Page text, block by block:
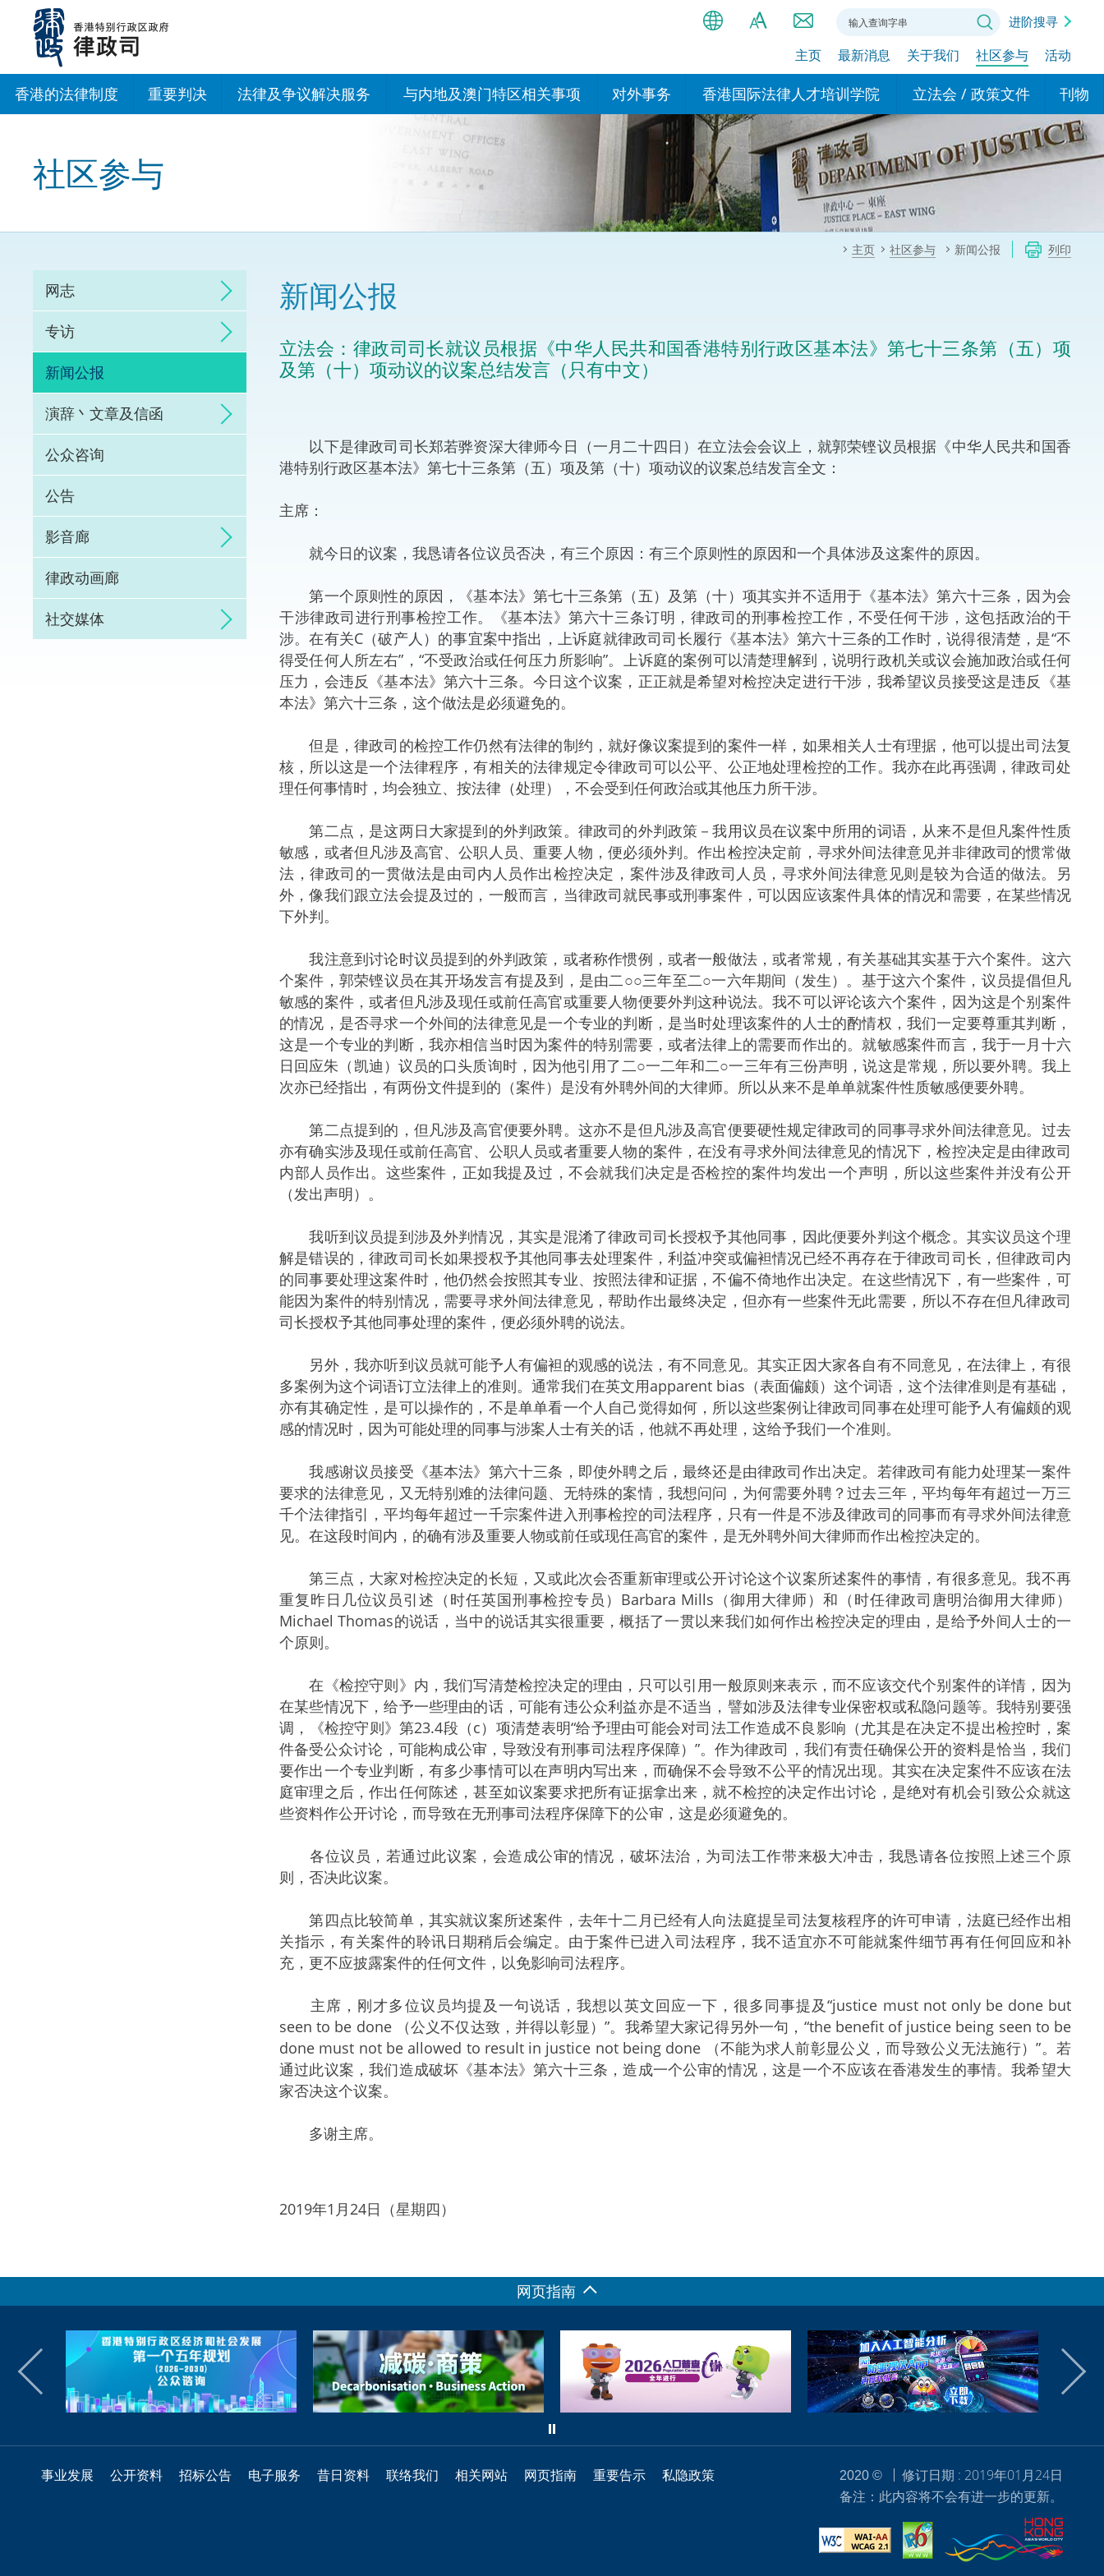
内
简
EN
Bahasa Indonesia (印尼语)
हिन्दी (印度语)
नेपाली (尼泊尔语)
اردو (乌尔都语)
A
A
进阶搜寻
主页 最新消息 关于我们 社区参与 活动
香港的法律制度 重要判决 法律及争议解决服务
诉讼
网上争议解决及法律科技
体育争议解决先导计划
能力建设
法律枢纽
促成交易和争议解决服务中心
与内地及澳门特区相关事项
与内地有关的安排
香港与内地相互认可和执行民
商事案件判决的安排
关于建立更紧密经贸关系的安
与澳门特区的安排
“一带一路”建设
对外事务
国际政府机构在香港设立办事
处或运作
多边协定
其他协定
香港国际法律人才培训学院
我们的学院
我们的专家委员会
我们的办公室
我们的培训课程和能力建设项
立法会 / 政策文件
现行政策措施
政策文件
特别财务委员会
刊物
基本
民事
国际
维护
社区参与
主页 社区参与 新闻公报 列印
网志
专访
新闻公报
演辞丶文章及信函
公众咨询
公告
影音廊
律政动画廊
社交媒体
新闻公报
立法会：律政司司长就议员根据《中华人民共和国香港特别行政区基本法》第七十三条第（五）项
及第（十）项动议的议案总结发言（只有中文）
以下是律政司司长郑若骅资深大律师今日（一月二十四日）在立法会会议上，就郭荣铿议员根据《中华人民共和国香
港特别行政区基本法》第七十三条第（五）项及第（十）项动议的议案总结发言全文：
主席：
就今日的议案，我恳请各位议员否决，有三个原因：有三个原则性的原因和一个具体涉及这案件的原因。
第一个原则性的原因，《基本法》第七十三条第（五）及第（十）项其实并不适用于《基本法》第六十三条，因为会
干涉律政司进行刑事检控工作。《基本法》第六十三条订明，律政司的刑事检控工作，不受任何干涉，这包括政治的干
涉。在有关C（破产人）的事宜案中指出，上诉庭就律政司司长履行《基本法》第六十三条的工作时，说得很清楚，是“不
得受任何人所左右”，“不受政治或任何压力所影响”。上诉庭的案例可以清楚理解到，说明行政机关或议会施加政治或任何
压力，会违反《基本法》第六十三条。今日这个议案，正正就是希望对检控决定进行干涉，我希望议员接受这是违反《基
本法》第六十三条，这个做法是必须避免的。
但是，律政司的检控工作仍然有法律的制约，就好像议案提到的案件一样，如果相关人士有理据，他可以提出司法复
核，所以这是一个法律程序，有相关的法律规定令律政司可以公平、公正地处理检控的工作。我亦在此再强调，律政司处
理任何事情时，均会独立、按法律（处理），不会受到任何政治或其他压力所干涉。
第二点，是这两日大家提到的外判政策。律政司的外判政策－我用议员在议案中所用的词语，从来不是但凡案件性质
敏感，或者但凡涉及高官、公职人员、重要人物，便必须外判。作出检控决定前，寻求外间法律意见并非律政司的惯常做
法，律政司的一贯做法是由司内人员作出检控决定，案件涉及律政司人员，寻求外间法律意见则是较为合适的做法。另
外，像我们跟立法会提及过的，一般而言，当律政司就民事或刑事案件，可以因应该案件具体的情况和需要，在某些情况
下外判。
我注意到讨论时议员提到的外判政策，或者称作惯例，或者一般做法，或者常规，有关基础其实基于六个案件。这六
个案件，郭荣铿议员在其开场发言有提及到，是由二○○三年至二○一六年期间（发生）。基于这六个案件，议员提倡但凡
敏感的案件，或者但凡涉及现任或前任高官或重要人物便要外判这种说法。我不可以评论该六个案件，因为这是个别案件
的情况，是否寻求一个外间的法律意见是一个专业的判断，是当时处理该案件的人士的酌情权，我们一定要尊重其判断，
这是一个专业的判断，我亦相信当时因为案件的特别需要，或者法律上的需要而作出的。就敏感案件而言，我于一月十六
日回应朱（凯迪）议员的口头质询时，因为他引用了二○一二年和二○一三年有三份声明，说这是常规，所以要外聘。我上
次亦已经指出，有两份文件提到的（案件）是没有外聘外间的大律师。所以从来不是单单就案件性质敏感便要外聘。
第二点提到的，但凡涉及高官便要外聘。这亦不是但凡涉及高官便要硬性规定律政司的同事寻求外间法律意见。过去
亦有确实涉及现任或前任高官、公职人员或者重要人物的案件，在没有寻求外间法律意见的情况下，检控决定是由律政司
内部人员作出。这些案件，正如我提及过，不会就我们决定是否检控的案件均发出一个声明，所以这些案件并没有公开
（发出声明）。
我听到议员提到涉及外判情况，其实是混淆了律政司司长授权予其他同事，因此便要外判这个概念。其实议员这个理
解是错误的，律政司司长如果授权予其他同事去处理案件，利益冲突或偏袒情况已经不再存在于律政司司长，但律政司内
的同事要处理这案件时，他仍然会按照其专业、按照法律和证据，不偏不倚地作出决定。在这些情况下，有一些案件，可
能因为案件的特别情况，需要寻求外间法律意见，帮助作出最终决定，但亦有一些案件无此需要，所以不存在但凡律政司
司长授权予其他同事处理的案件，便必须外聘的说法。
另外，我亦听到议员就可能予人有偏袒的观感的说法，有不同意见。其实正因大家各自有不同意见，在法律上，有很
多案例为这个词语订立法律上的准则。通常我们在英文用apparent bias（表面偏颇）这个词语，这个法律准则是有基础，
亦有其确定性，是可以操作的，不是单单看一个人自己觉得如何，所以这些案例让律政司同事在处理可能予人有偏颇的观
感的情况时，因为可能处理的同事与涉案人士有关的话，他就不再处理，这给予我们一个准则。
我感谢议员接受《基本法》第六十三条，即使外聘之后，最终还是由律政司作出决定。若律政司有能力处理某一案件
要求的法律意见，又无特别难的法律问题、无特殊的案情，我想问问，为何需要外聘？过去三年，平均每年有超过一万三
千个法律指引，平均每年超过一千宗案件进入刑事检控的司法程序，只有一件是不涉及律政司的同事而有寻求外间法律意
见。在这段时间内，的确有涉及重要人物或前任或现任高官的案件，是无外聘外间大律师而作出检控决定的。
第三点，大家对检控决定的长短，又或此次会否重新审理或公开讨论这个议案所述案件的事情，有很多意见。我不再
重复昨日几位议员引述（时任英国刑事检控专员）Barbara Mills（御用大律师）和（时任律政司唐明治御用大律师）
Michael Thomas的说话，当中的说话其实很重要，概括了一贯以来我们如何作出检控决定的理由，是给予外间人士的一
个原则。
在《检控守则》内，我们写清楚检控决定的理由，只可以引用一般原则来表示，而不应该交代个别案件的详情，因为
在某些情况下，给予一些理由的话，可能有违公众利益亦是不适当，譬如涉及法律专业保密权或私隐问题等。我特别要强
调，《检控守则》第23.4段（c）项清楚表明“给予理由可能会对司法工作造成不良影响（尤其是在决定不提出检控时，案
件备受公众讨论，可能构成公审，导致没有刑事司法程序保障）”。作为律政司，我们有责任确保公开的资料是恰当，我们
要作出一个专业判断，有多少事情可以在声明内写出来，而确保不会导致不公平的情况出现。其实在决定案件不应该在法
庭审理之后，作出任何陈述，甚至如议案要求把所有证据拿出来，就不检控的决定作出讨论，是绝对有机会引致公众就这
些资料作公开讨论，而导致在无刑事司法程序保障下的公审，这是必须避免的。
各位议员，若通过此议案，会造成公审的情况，破坏法治，为司法工作带来极大冲击，我恳请各位按照上述三个原
则，否决此议案。
第四点比较简单，其实就议案所述案件，去年十二月已经有人向法庭提呈司法复核程序的许可申请，法庭已经作出相
关指示，有关案件的聆讯日期稍后会编定。由于案件已进入司法程序，我不适宜亦不可能就案件细节再有任何回应和补
充，更不应披露案件的任何文件，以免影响司法程序。
主席，刚才多位议员均提及一句说话，我想以英文回应一下，很多同事提及“justice must not only be done but
seen to be done （公义不仅达致，并得以彰显）”。我希望大家记得另外一句，“the benefit of justice being seen to be
done must not be allowed to result in justice not being done （不能为求人前彰显公义，而导致公义无法施行）”。若
通过此议案，我们造成破坏《基本法》第六十三条，造成一个公审的情况，这是一个不应该在香港发生的事情。我希望大
家否决这个议案。
多谢主席。
2019年1月24日（星期四）
网页指南
事业发展 公开资料 招标公告 电子服务 昔日资料 联络我们 相关网站 网页指南 重要告示 私隐政策 2020 ©
修订日期 : 2019年01月24日
备注：此内容将不会有进一步的更新。